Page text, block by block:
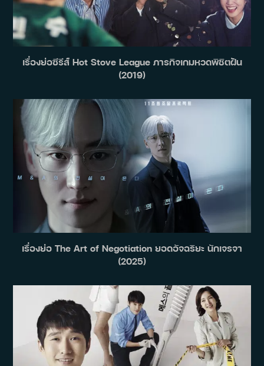
เรื่องย่อซีรีส์ Hot Stove League ภารกิจเกมหวดพิชิตฝัน
(2019)
เรื่องย่อ The Art of Negotiation ยอดอัจฉริยะ นักเจรจา
(2025)